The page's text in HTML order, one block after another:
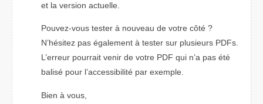
et la version actuelle.
Pouvez-vous tester à nouveau de votre côté ?
N’hésitez pas également à tester sur plusieurs PDFs.
L’erreur pourrait venir de votre PDF qui n’a pas été
balisé pour l’accessibilité par exemple.
Bien à vous,